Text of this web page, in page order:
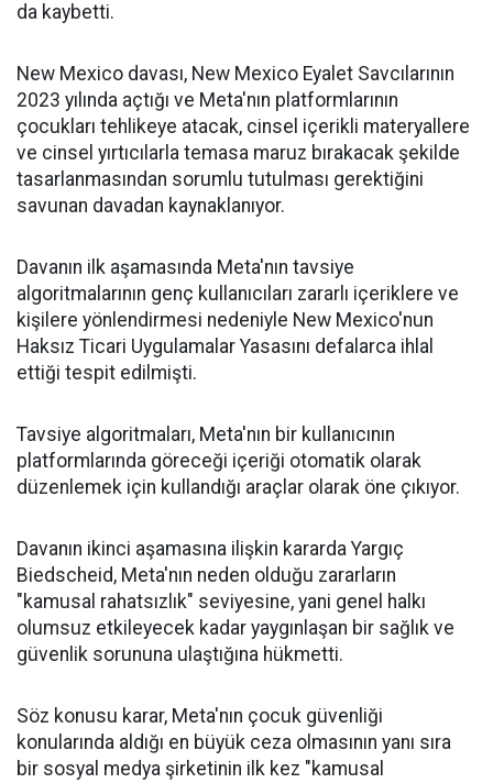
da kaybetti.
New Mexico davası, New Mexico Eyalet Savcılarının
2023 yılında açtığı ve Meta'nın platformlarının
çocukları tehlikeye atacak, cinsel içerikli materyallere
ve cinsel yırtıcılarla temasa maruz bırakacak şekilde
tasarlanmasından sorumlu tutulması gerektiğini
savunan davadan kaynaklanıyor.
Davanın ilk aşamasında Meta'nın tavsiye
algoritmalarının genç kullanıcıları zararlı içeriklere ve
kişilere yönlendirmesi nedeniyle New Mexico'nun
Haksız Ticari Uygulamalar Yasasını defalarca ihlal
ettiği tespit edilmişti.
Tavsiye algoritmaları, Meta'nın bir kullanıcının
platformlarında göreceği içeriği otomatik olarak
düzenlemek için kullandığı araçlar olarak öne çıkıyor.
Davanın ikinci aşamasına ilişkin kararda Yargıç
Biedscheid, Meta'nın neden olduğu zararların
"kamusal rahatsızlık" seviyesine, yani genel halkı
olumsuz etkileyecek kadar yaygınlaşan bir sağlık ve
güvenlik sorununa ulaştığına hükmetti.
Söz konusu karar, Meta'nın çocuk güvenliği
konularında aldığı en büyük ceza olmasının yanı sıra
bir sosyal medya şirketinin ilk kez "kamusal